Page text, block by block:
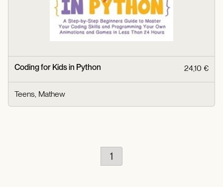
Coding for Kids in Python 24,10 €
Teens, Mathew
1